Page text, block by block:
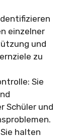
einzelner
und
zu
Sie
Schüler und
halten